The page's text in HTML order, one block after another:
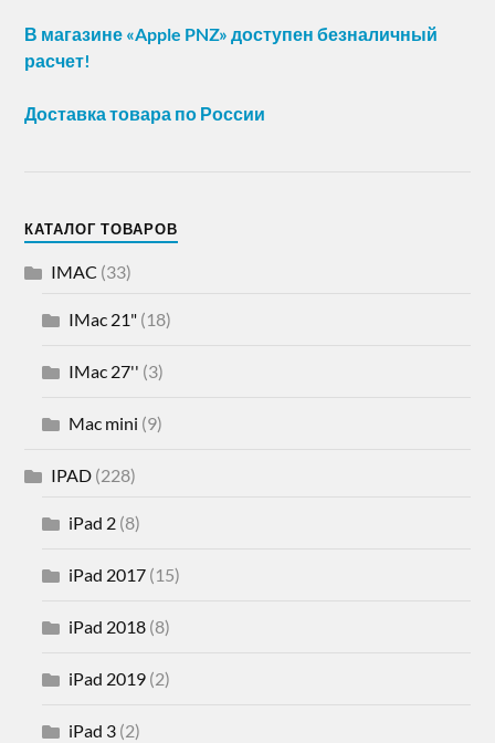
В магазине «Apple PNZ» доступен безналичный
расчет!
Доставка товара по России
КАТАЛОГ ТОВАРОВ
IMAC (33)
IMac 21" (18)
IMac 27'' (3)
Mac mini (9)
IPAD (228)
iPad 2 (8)
iPad 2017 (15)
iPad 2018 (8)
iPad 2019 (2)
iPad 3 (2)